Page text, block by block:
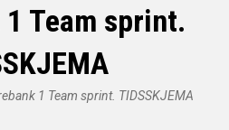
Team sprint.
1 Team sprint. TIDSSKJEMA